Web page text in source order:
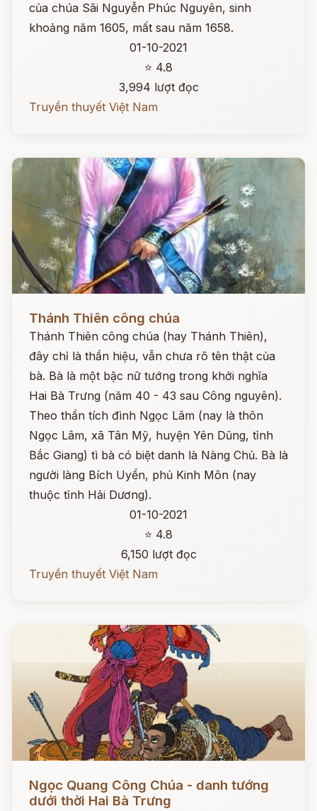
của chúa Sãi Nguyễn Phúc Nguyên, sinh
khoảng năm 1605, mất sau năm 1658.
01-10-2021
⭐ 4.8
3,994 lượt đọc
Truyền thuyết Việt Nam
Thánh Thiên công chúa
Thánh Thiên công chúa (hay Thánh Thiên),
đây chỉ là thần hiệu, vẫn chưa rõ tên thật của
bà. Bà là một bậc nữ tướng trong khởi nghĩa
Hai Bà Trưng (năm 40 - 43 sau Công nguyên).
Theo thần tích đình Ngọc Lâm (nay là thôn
Ngọc Lâm, xã Tân Mỹ, huyện Yên Dũng, tỉnh
Bắc Giang) tì bà có biệt danh là Nàng Chủ. Bà là
người làng Bích Uyển, phủ Kinh Môn (nay
thuộc tỉnh Hải Dương).
01-10-2021
⭐ 4.8
6,150 lượt đọc
Truyền thuyết Việt Nam
Ngọc Quang Công Chúa - danh tướng
dưới thời Hai Bà Trưng